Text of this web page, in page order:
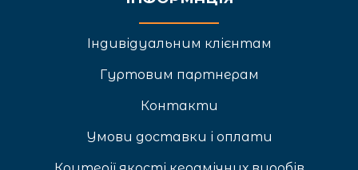
Індивідуальним клієнтам
Гуртовим партнерам
Контакти
Умови доставки і оплати